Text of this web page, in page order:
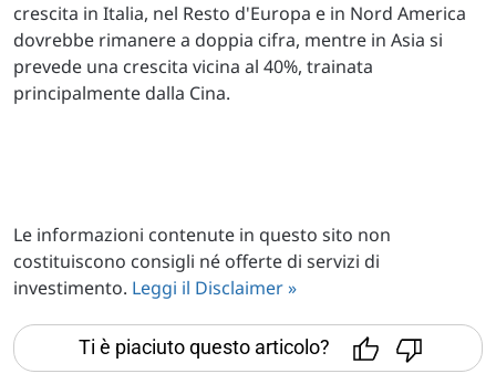
crescita in Italia, nel Resto d'Europa e in Nord America
dovrebbe rimanere a doppia cifra, mentre in Asia si
prevede una crescita vicina al 40%, trainata
principalmente dalla Cina.
Le informazioni contenute in questo sito non
costituiscono consigli né offerte di servizi di
investimento. Leggi il Disclaimer »
Ti è piaciuto questo articolo?